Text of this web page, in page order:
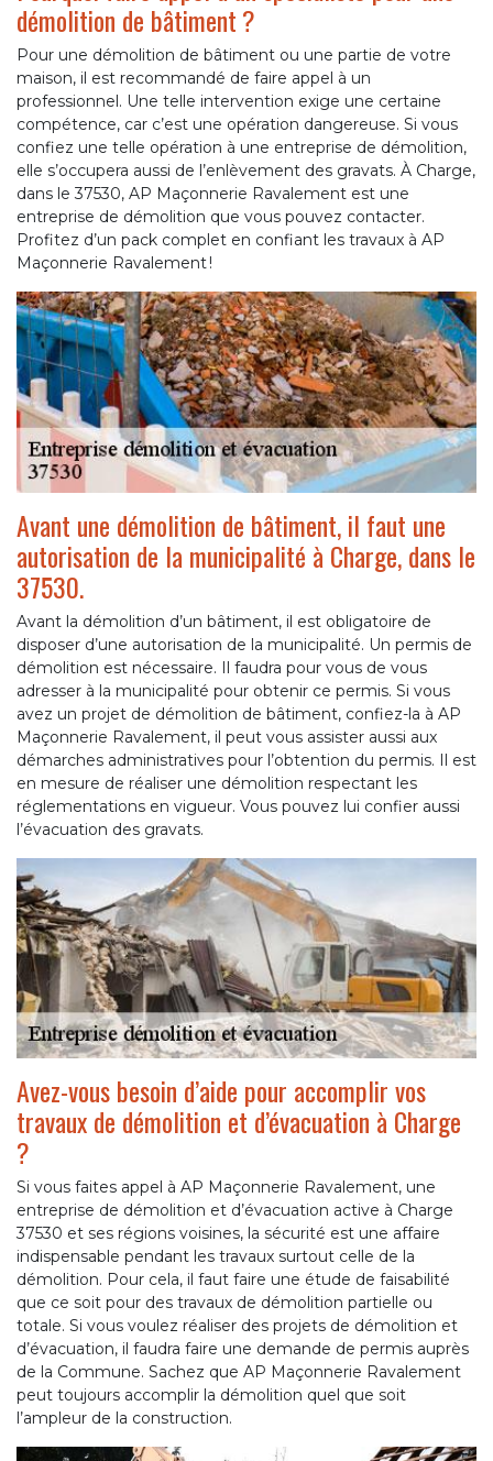
démolition de bâtiment ?
Pour une démolition de bâtiment ou une partie de votre
maison, il est recommandé de faire appel à un
professionnel. Une telle intervention exige une certaine
compétence, car c’est une opération dangereuse. Si vous
confiez une telle opération à une entreprise de démolition,
elle s’occupera aussi de l’enlèvement des gravats. À Charge,
dans le 37530, AP Maçonnerie Ravalement est une
entreprise de démolition que vous pouvez contacter.
Profitez d’un pack complet en confiant les travaux à AP
Maçonnerie Ravalement !
Avant une démolition de bâtiment, il faut une
autorisation de la municipalité à Charge, dans le
37530.
Avant la démolition d’un bâtiment, il est obligatoire de
disposer d’une autorisation de la municipalité. Un permis de
démolition est nécessaire. Il faudra pour vous de vous
adresser à la municipalité pour obtenir ce permis. Si vous
avez un projet de démolition de bâtiment, confiez-la à AP
Maçonnerie Ravalement, il peut vous assister aussi aux
démarches administratives pour l’obtention du permis. Il est
en mesure de réaliser une démolition respectant les
réglementations en vigueur. Vous pouvez lui confier aussi
l’évacuation des gravats.
Avez-vous besoin d’aide pour accomplir vos
travaux de démolition et d’évacuation à Charge
?
Si vous faites appel à AP Maçonnerie Ravalement, une
entreprise de démolition et d’évacuation active à Charge
37530 et ses régions voisines, la sécurité est une affaire
indispensable pendant les travaux surtout celle de la
démolition. Pour cela, il faut faire une étude de faisabilité
que ce soit pour des travaux de démolition partielle ou
totale. Si vous voulez réaliser des projets de démolition et
d’évacuation, il faudra faire une demande de permis auprès
de la Commune. Sachez que AP Maçonnerie Ravalement
peut toujours accomplir la démolition quel que soit
l’ampleur de la construction.